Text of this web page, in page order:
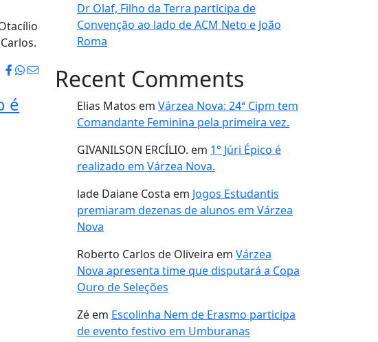
é
Dr Olaf, Filho da Terra participa de
Convenção ao lado de ACM Neto e João
Roma
Recent Comments
Elias Matos em Várzea Nova: 24ª Cipm tem
Comandante Feminina pela primeira vez.
GIVANILSON ERCÍLIO. em 1° Júri Épico é
realizado em Várzea Nova.
lade Daiane Costa em Jogos Estudantis
premiaram dezenas de alunos em Várzea
Nova
Roberto Carlos de Oliveira em Várzea
Nova apresenta time que disputará a Copa
Ouro de Seleções
Zé em Escolinha Nem de Erasmo participa
de evento festivo em Umburanas